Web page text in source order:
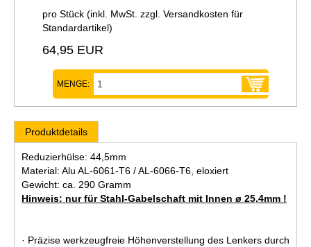
pro Stück (inkl. MwSt. zzgl. Versandkosten für
Standardartikel)
64,95 EUR
MENGE:
Produktdetails
Reduzierhülse: 44,5mm
Material: Alu AL-6061-T6 / AL-6066-T6, eloxiert
Gewicht: ca. 290 Gramm
Hinweis: nur für Stahl-Gabelschaft mit Innen ø 25,4mm !
· Präzise werkzeugfreie Höhenverstellung des Lenkers durch